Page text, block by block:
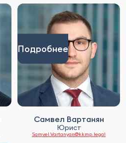
Подробнее
Самвел Вартанян
Юрист
Samvel.Vartanyan@kkmp.legal